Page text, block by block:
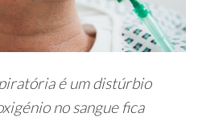
é um distúrbio
no sangue fica